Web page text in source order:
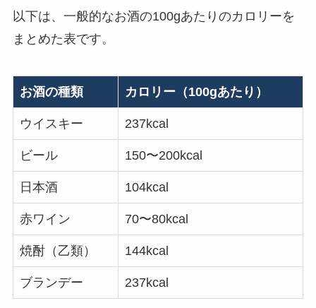
以下は、一般的なお酒の100gあたりのカロリーを
まとめた表です。
お酒の種類 カロリー（100gあたり）
ウイスキー 237kcal
ビール 150〜200kcal
日本酒 104kcal
赤ワイン 70〜80kcal
焼酎（乙類） 144kcal
ブランデー 237kcal